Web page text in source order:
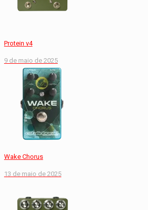
Protein v4
9 de maio de 2025
Wake Chorus
13 de maio de 2025